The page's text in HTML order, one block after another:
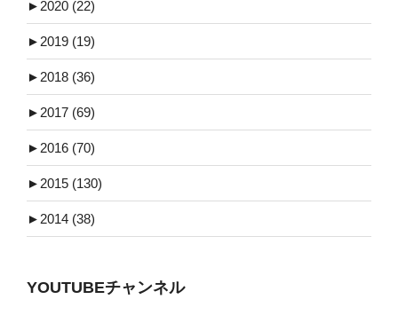
► 2020 (22)
► 2019 (19)
► 2018 (36)
► 2017 (69)
► 2016 (70)
► 2015 (130)
► 2014 (38)
YOUTUBEチャンネル